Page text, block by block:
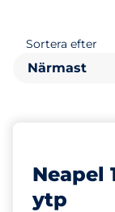
Sortera efter
Närmast
Neapel
ytp